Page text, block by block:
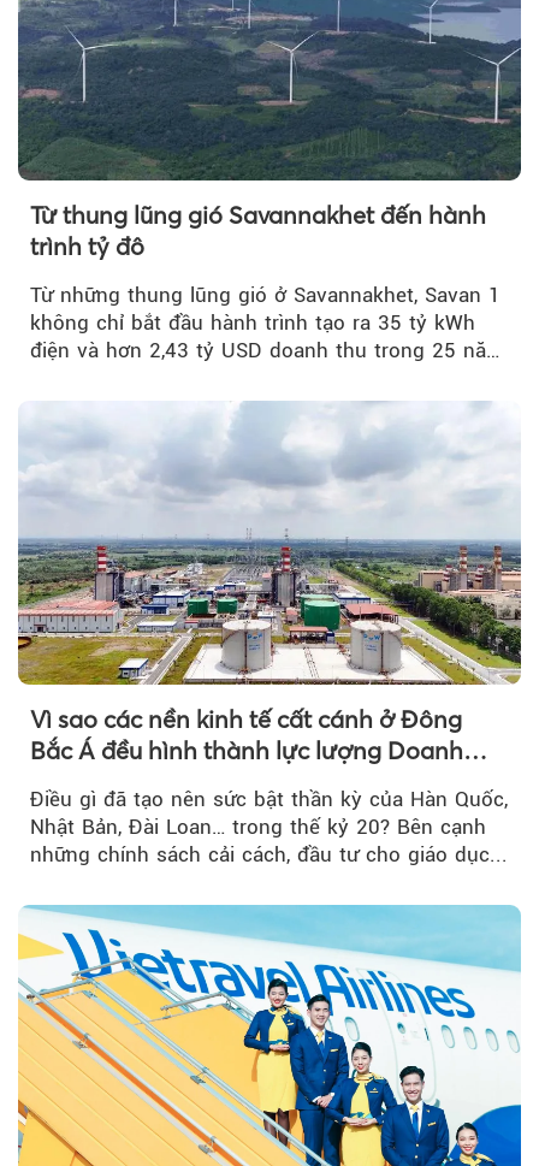
Từ thung lũng gió Savannakhet đến hành
trình tỷ đô
Từ những thung lũng gió ở Savannakhet, Savan 1
không chỉ bắt đầu hành trình tạo ra 35 tỷ kWh
điện và hơn 2,43 tỷ USD doanh thu trong 25 năm
Vì sao các nền kinh tế cất cánh ở Đông
Bắc Á đều hình thành lực lượng Doanh
Điều gì đã tạo nên sức bật thần kỳ của Hàn Quốc,
Nhật Bản, Đài Loan… trong thế kỷ 20? Bên cạnh
những chính sách cải cách, đầu tư cho giáo dục...